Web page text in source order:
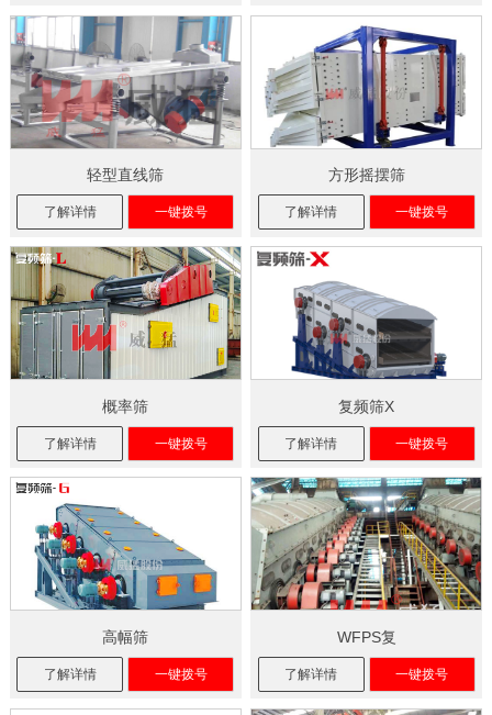
轻型直线筛
了解详情 一键拨号
方形摇摆筛
了解详情 一键拨号
概率筛
了解详情 一键拨号
复频筛X
了解详情 一键拨号
高幅筛
了解详情 一键拨号
WFPS复
了解详情 一键拨号